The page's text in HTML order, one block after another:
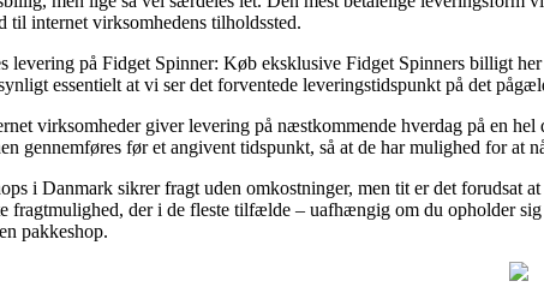
til internet virksomhedens tilholdssted.
levering på Fidget Spinner: Køb eksklusive Fidget Spinners billigt
essentielt at vi ser det forventede leveringstidspunkt på det
virksomheder giver levering på næstkommende hverdag på en
gennemføres før et angivent tidspunkt, så at de har mulighed for at
i Danmark sikrer fragt uden omkostninger, men tit er det forudsat
fragtmulighed, der i de fleste tilfælde – uafhængig om du opholder
pakkeshop.